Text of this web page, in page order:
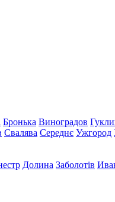
Бронька Виноградов
Свалява Середнє Ужгород
Долина Заболотів